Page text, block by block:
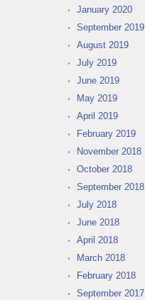
January 2020
September 2019
August 2019
July 2019
June 2019
May 2019
April 2019
February 2019
November 2018
October 2018
September 2018
July 2018
June 2018
April 2018
March 2018
February 2018
September 2017